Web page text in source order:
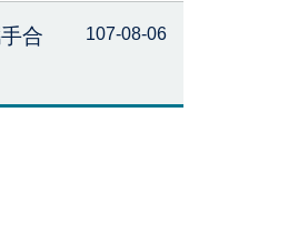
合
107-08-06